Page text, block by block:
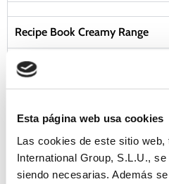
Esta página web usa cookies
Las cookies de este sitio web,
International Group, S.L.U.,
siendo necesarias. Además
Recipe Book Creamy Range
Recettes Gamme Des Crémeux
Livro de Receitas Gama